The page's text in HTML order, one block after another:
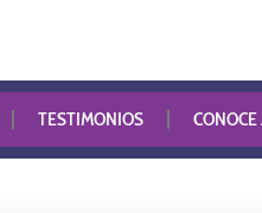
TESTIMONIOS